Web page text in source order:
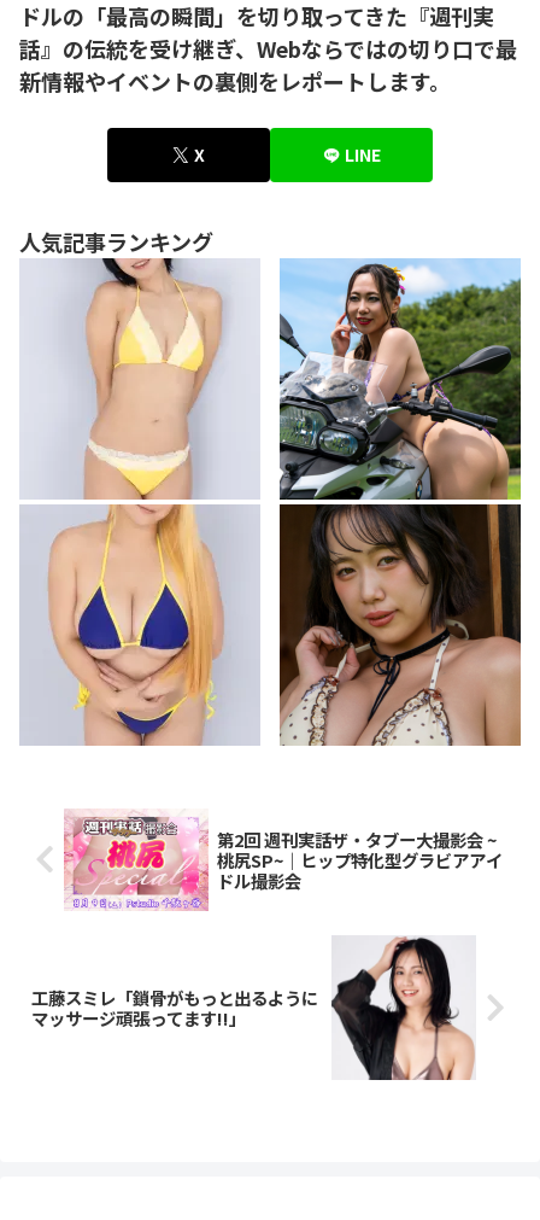
ドルの「最高の瞬間」を切り取ってきた『週刊実
話』の伝統を受け継ぎ、Webならではの切り口で最
新情報やイベントの裏側をレポートします。
X LINE
人気記事ランキング
第2回 週刊実話ザ・タブー大撮影会 ~
桃尻SP~｜ヒップ特化型グラビアアイ
ドル撮影会
工藤スミレ「鎖骨がもっと出るように
マッサージ頑張ってます!!」